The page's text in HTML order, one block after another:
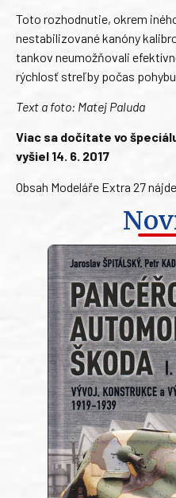
Toto rozhodnutie, okrem
nestabilizované kanóny
tankov neumožňovali
rýchlosť streľby počas pohybu.
Text a foto: Matej Paluda
Viac sa dočítate vo
vyšiel 14. 6. 2017
Obsah Modeláře Extra 27